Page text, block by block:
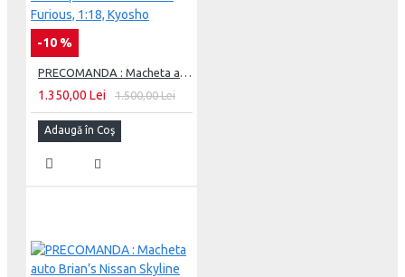
-10 %
1.350,00 Lei 1.500,00 Lei
Adaugă în Coş